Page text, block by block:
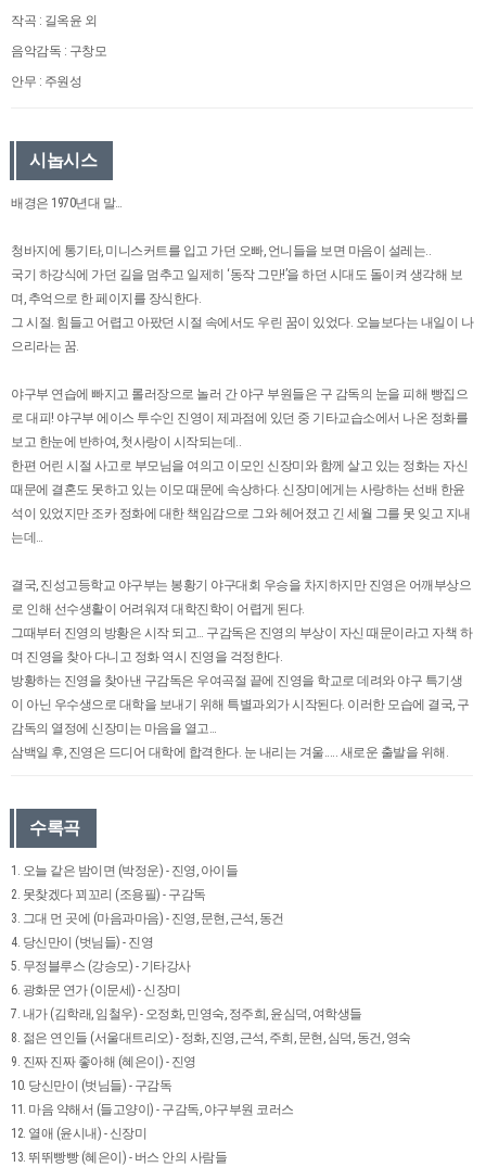
작곡 : 길옥윤 외
음악감독 : 구창모
안무 : 주원성
시놉시스
배경은 1970년대 말…
청바지에 통기타, 미니스커트를 입고 가던 오빠, 언니들을 보면 마음이 설레는..
국기 하강식에 가던 길을 멈추고 일제히 ‘동작 그만!’을 하던 시대도 돌이켜 생각해 보
며, 추억으로 한 페이지를 장식한다.
그 시절. 힘들고 어렵고 아팠던 시절 속에서도 우린 꿈이 있었다. 오늘보다는 내일이 나
으리라는 꿈.
야구부 연습에 빠지고 롤러장으로 놀러 간 야구 부원들은 구 감독의 눈을 피해 빵집으
로 대피! 야구부 에이스 투수인 진영이 제과점에 있던 중 기타교습소에서 나온 정화를
보고 한눈에 반하여, 첫사랑이 시작되는데..
한편 어린 시절 사고로 부모님을 여의고 이모인 신장미와 함께 살고 있는 정화는 자신
때문에 결혼도 못하고 있는 이모 때문에 속상하다. 신장미에게는 사랑하는 선배 한윤
석이 있었지만 조카 정화에 대한 책임감으로 그와 헤어졌고 긴 세월 그를 못 잊고 지내
는데…
결국, 진성고등학교 야구부는 봉황기 야구대회 우승을 차지하지만 진영은 어깨부상으
로 인해 선수생활이 어려워져 대학진학이 어렵게 된다.
그때부터 진영의 방황은 시작 되고… 구감독은 진영의 부상이 자신 때문이라고 자책 하
며 진영을 찾아 다니고 정화 역시 진영을 걱정한다.
방황하는 진영을 찾아낸 구감독은 우여곡절 끝에 진영을 학교로 데려와 야구 특기생
이 아닌 우수생으로 대학을 보내기 위해 특별과외가 시작된다. 이러한 모습에 결국, 구
감독의 열정에 신장미는 마음을 열고…
삼백일 후, 진영은 드디어 대학에 합격한다. 눈 내리는 겨울..... 새로운 출발을 위해.
수록곡
1. 오늘 같은 밤이면 (박정운) - 진영, 아이들
2. 못찾겠다 꾀꼬리 (조용필) - 구감독
3. 그대 먼 곳에 (마음과마음) - 진영, 문현, 근석, 동건
4. 당신만이 (벗님들) - 진영
5. 무정블루스 (강승모) - 기타강사
6. 광화문 연가 (이문세) - 신장미
7. 내가 (김학래, 임철우) - 오정화, 민영숙, 정주희, 윤심덕, 여학생들
8. 젊은 연인들 (서울대트리오) - 정화, 진영, 근석, 주희, 문현, 심덕, 동건, 영숙
9. 진짜 진짜 좋아해 (혜은이) - 진영
10. 당신만이 (벗님들) - 구감독
11. 마음 약해서 (들고양이) - 구감독, 야구부원 코러스
12. 열애 (윤시내) - 신장미
13. 뛰뛰빵빵 (혜은이) - 버스 안의 사람들